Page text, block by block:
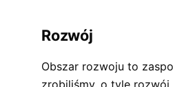
Rozwój
Obszar rozwoju to
zrobiliśmy, o tyle